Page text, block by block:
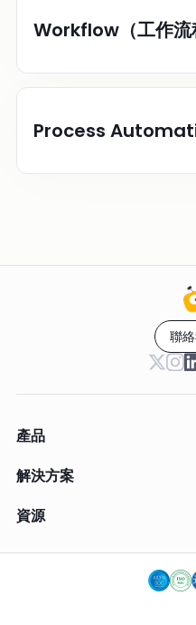
Workflow（工作流
Process
聯
產品
解決方案
資源